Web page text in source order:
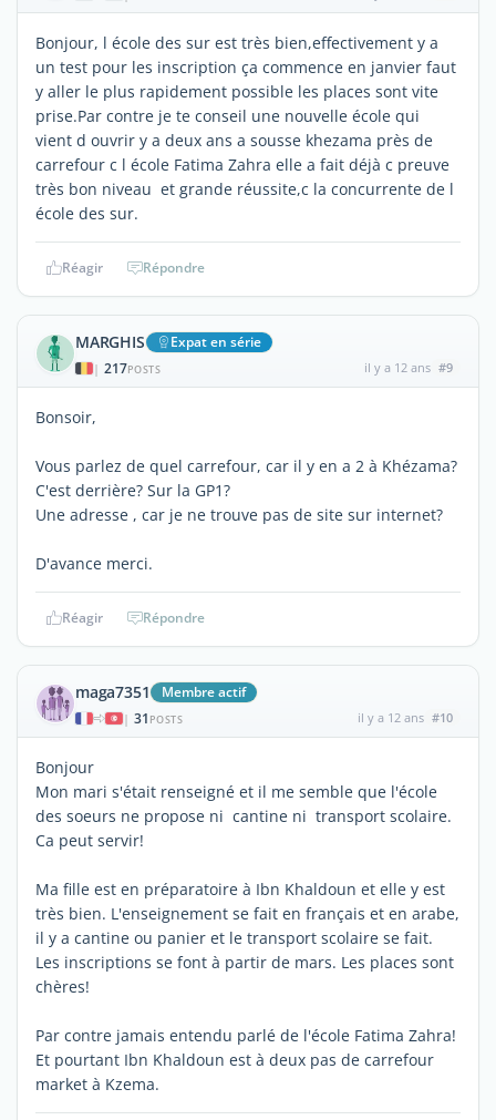
Bonjour, l école des sur est très bien,effectivement y a
un test pour les inscription ça commence en janvier faut
y aller le plus rapidement possible les places sont vite
prise.Par contre je te conseil une nouvelle école qui
vient d ouvrir y a deux ans a sousse khezama près de
carrefour c l école Fatima Zahra elle a fait déjà c preuve
très bon niveau et grande réussite,c la concurrente de l
école des sur.
Réagir Répondre
MARGHIS Expat en série
| 217POSTS il y a 12 ans #9
Bonsoir,
Vous parlez de quel carrefour, car il y en a 2 à Khézama?
C'est derrière? Sur la GP1?
Une adresse , car je ne trouve pas de site sur internet?
D'avance merci.
Réagir Répondre
maga7351 Membre actif
| 31 POSTS il y a 12 ans #10
Bonjour
Mon mari s'était renseigné et il me semble que l'école
des soeurs ne propose ni cantine ni transport scolaire.
Ca peut servir!
Ma fille est en préparatoire à Ibn Khaldoun et elle y est
très bien. L'enseignement se fait en français et en arabe,
il y a cantine ou panier et le transport scolaire se fait.
Les inscriptions se font à partir de mars. Les places sont
chères!
Par contre jamais entendu parlé de l'école Fatima Zahra!
Et pourtant Ibn Khaldoun est à deux pas de carrefour
market à Kzema.